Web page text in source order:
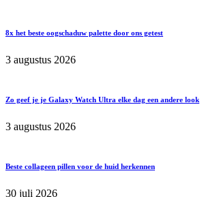
8x het beste oogschaduw palette door ons getest
3 augustus 2026
Zo geef je je Galaxy Watch Ultra elke dag een andere look
3 augustus 2026
Beste collageen pillen voor de huid herkennen
30 juli 2026